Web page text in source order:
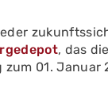
, das
01. Januar